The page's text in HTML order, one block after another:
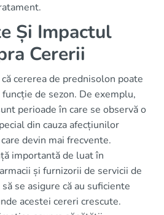
Și Impactul
Cererii
cererea de prednisolon poate
de sezon. De exemplu,
perioade în care se observă o
din cauza afecțiunilor
devin mai frecvente.
importantă de luat în
și furnizorii de servicii de
se asigure că au suficiente
acestei cereri crescute.